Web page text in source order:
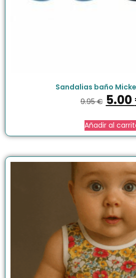
Sandalias baño
9.95€ 5.00
Añadir al